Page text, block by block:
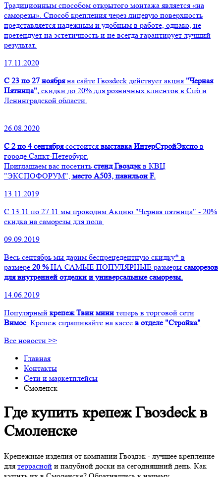
Традиционным способом открытого монтажа является «на
саморезы». Способ крепления через лицевую поверхность
представляется надежным и удобным в работе, однако, не
претендует на эстетичность и не всегда гарантирует лучший
результат.
17.11.2020
С 23 по 27 ноябряна сайте Гвозdeck действует акция "Черная
Пятница", скидки до 20% для розничных клиентов в Спб и
Ленинградской области.
26.08.2020
С 2 по 4 сентябрясостоится выставка ИнтерСтройЭкспо в
городе Санкт-Петербург.
Приглашаем вас посетить стенд Гвоздэкв КВЦ
"ЭКСПОФОРУМ", место А503, павильон F.
13.11.2019
С 13.11 по 27.11 мы проводим Акцию "Черная пятница" - 20%
скидка на саморезы для пола
09.09.2019
Весь сентябрь мы дарим беспрецедентную скидку* в
размере 20 %НА САМЫЕ ПОПУЛЯРНЫЕ размеры саморезов
для внутренней отделки и универсальные саморезы.
14.06.2019
Популярный крепеж Твин мини теперь в торговой сети
Вимос. Крепеж спрашивайте на кассе в отделе "Стройка"
Все новости >>
Главная
Контакты
Сети и маркетплейсы
Смоленск
Где купить крепеж Гвозdeck в
Смоленске
Крепежные изделия от компании Гвоздэк - лучшее крепление
для террасной и палубной доски на сегодняшний день. Как